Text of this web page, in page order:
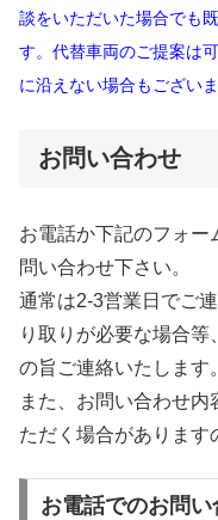
談をいただいた場合でも
す。代替車両のご提案は
に沿えない場合もござい
お問い合わせ
お電話か下記のフォー
問い合わせ下さい。
通常は2-3営業日でご
り取りが必要な場合
の旨ご連絡いたします。
また、お問い合わせ
ただく場合があります
お電話でのお問い